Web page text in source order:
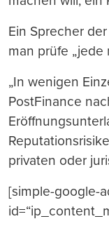
Ein Sprecher
man prüfe „jede
„In wenigen
PostFinance
privaten oder
[simple-google-